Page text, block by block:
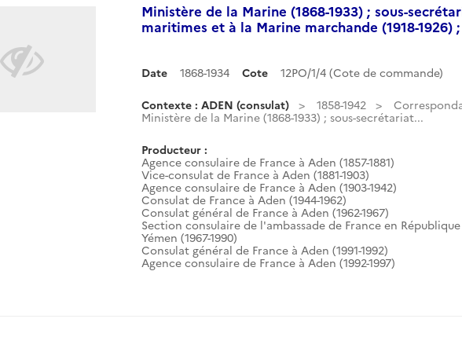
Ministère de la Marine (1868-1933) ; sous-
maritimes et à la Marine marchande (1918-1926)
Date 1868-1934 Cote 12PO/1/4 (Cote de commande)
Contexte : ADEN (consulat) 1858-1942
Ministère de la Marine (1868-1933) ; sous-secrétariat...
Producteur :
Agence consulaire de France à Aden (1857-1881)
Vice-consulat de France à Aden (1881-1903)
Agence consulaire de France à Aden (1903-1942)
Consulat de France à Aden (1944-1962)
Consulat général de France à Aden (1962-1967)
Section consulaire de l'ambassade de France en
Yémen (1967-1990)
Consulat général de France à Aden (1991-1992)
Agence consulaire de France à Aden (1992-1997)